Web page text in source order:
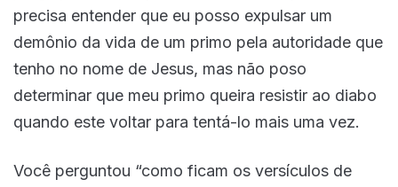
precisa entender que eu posso expulsar um
demônio da vida de um primo pela autoridade que
tenho no nome de Jesus, mas não poso
determinar que meu primo queira resistir ao diabo
quando este voltar para tentá-lo mais uma vez.
Você perguntou “como ficam os versículos de